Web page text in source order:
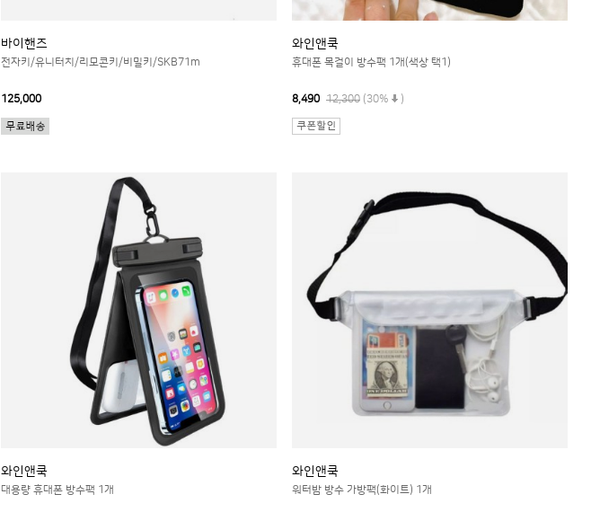
바이핸즈
전자키/유니터치/리모콘키/비밀키/SKB71m
125,000
와인앤쿡
휴대폰 목걸이 방수팩 1개(색상 택1)
8,490 12,300 (30% )
와인앤쿡
대용량 휴대폰 방수팩 1개
와인앤쿡
워터밤 방수 가방팩(화이트) 1개